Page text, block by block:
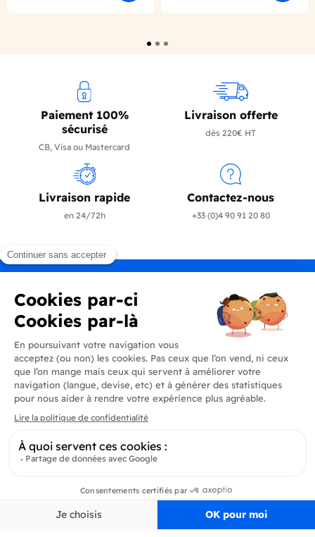
Paiement 100%
sécurisé
CB, Visa ou Mastercard
Livraison offerte
dès 220€ HT
Livraison rapide
en 24/72h
Contactez-nous
+33 (0)4 90 91 20 80
Produits
En savoir plus